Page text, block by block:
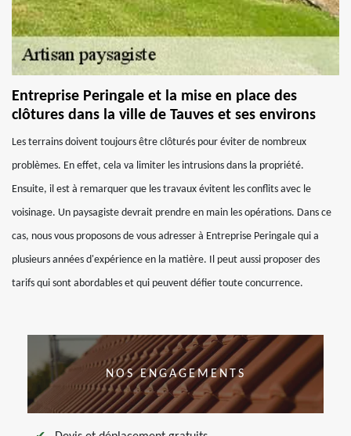
Entreprise Peringale et la mise en place des
clôtures dans la ville de Tauves et ses environs
Les terrains doivent toujours être clôturés pour éviter de nombreux
problèmes. En effet, cela va limiter les intrusions dans la propriété.
Ensuite, il est à remarquer que les travaux évitent les conflits avec le
voisinage. Un paysagiste devrait prendre en main les opérations. Dans ce
cas, nous vous proposons de vous adresser à Entreprise Peringale qui a
plusieurs années d'expérience en la matière. Il peut aussi proposer des
tarifs qui sont abordables et qui peuvent défier toute concurrence.
NOS ENGAGEMENTS